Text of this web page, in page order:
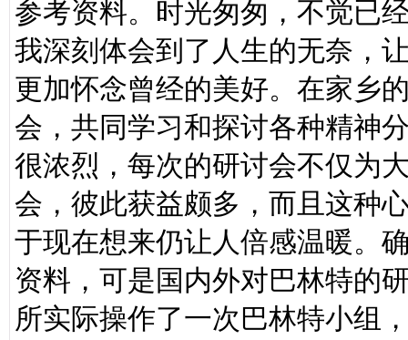
参考资料。时光匆匆，不觉已
我深刻体会到了人生的无奈，
更加怀念曾经的美好。在家乡
会，共同学习和探讨各种精神
很浓烈，每次的研讨会不仅为
会，彼此获益颇多，而且这种
于现在想来仍让人倍感温暖。
资料，可是国内外对巴林特的
所实际操作了一次巴林特小组